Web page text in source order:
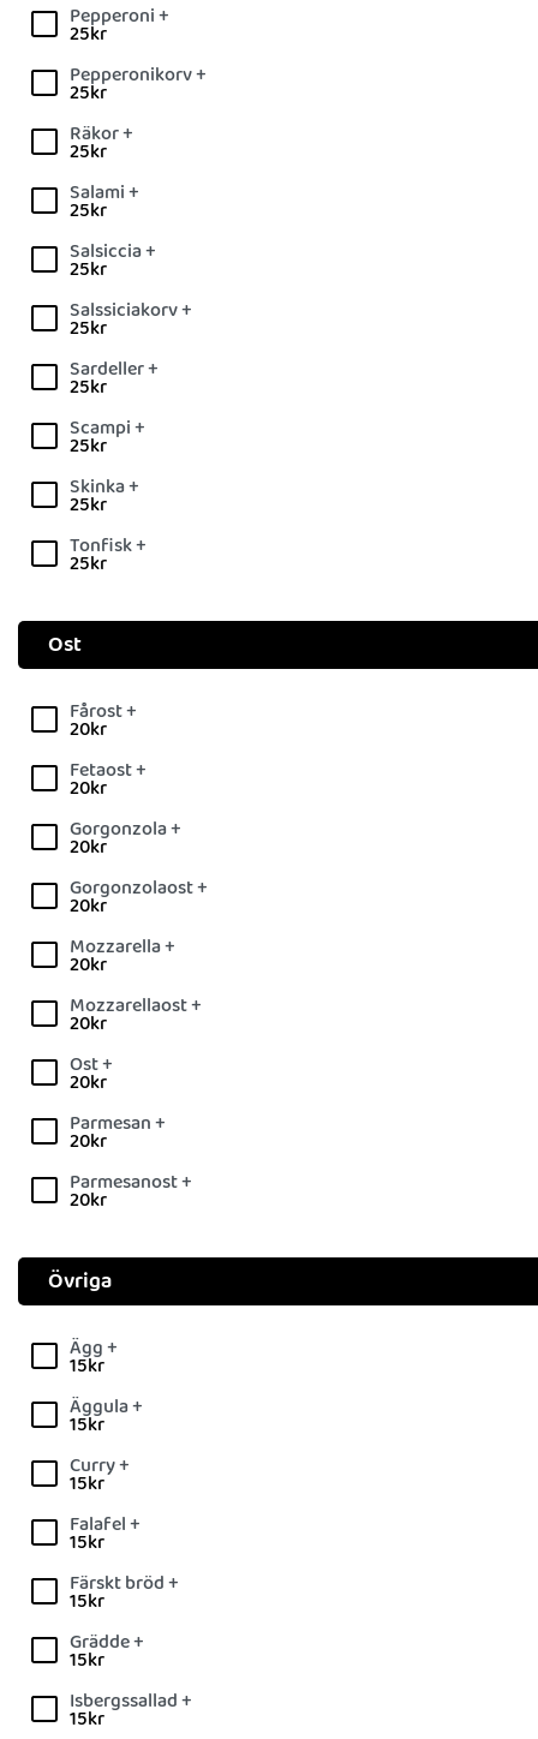
Pepperoni +
25kr
Pepperonikorv +
25kr
Räkor +
25kr
Salami +
25kr
Salsiccia +
25kr
Salssiciakorv +
25kr
Sardeller +
25kr
Scampi +
25kr
Skinka +
25kr
Tonfisk +
25kr
Ost
Fårost +
20kr
Fetaost +
20kr
Gorgonzola +
20kr
Gorgonzolaost +
20kr
Mozzarella +
20kr
Mozzarellaost +
20kr
Ost +
20kr
Parmesan +
20kr
Parmesanost +
20kr
Övriga
Ägg +
15kr
Äggula +
15kr
Curry +
15kr
Falafel +
15kr
Färskt bröd +
15kr
Grädde +
15kr
Isbergssallad +
15kr